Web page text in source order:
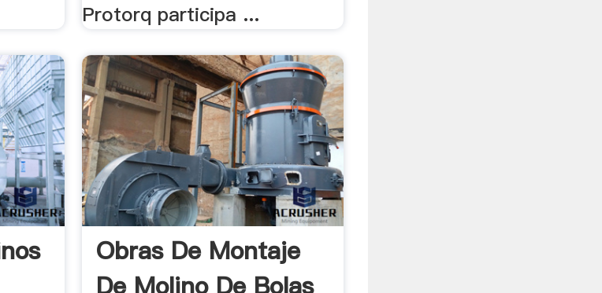
Protorq participa ...
Obras De Montaje
De Molino De Bolas